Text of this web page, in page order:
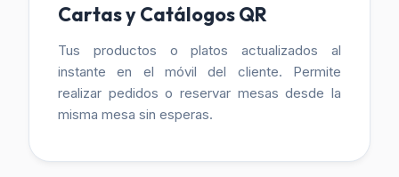
Cartas y Catálogos QR
Tus productos o platos actualizados al
instante en el móvil del cliente. Permite
realizar pedidos o reservar mesas desde la
misma mesa sin esperas.